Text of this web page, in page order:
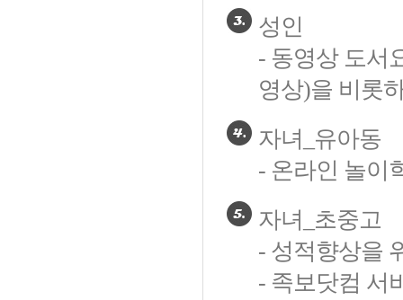
성인
- 동영상 도서
영상)을 비롯
자녀_유아동
- 온라인 놀이
자녀_초중고
- 성적향상을
- 족보닷컴 서